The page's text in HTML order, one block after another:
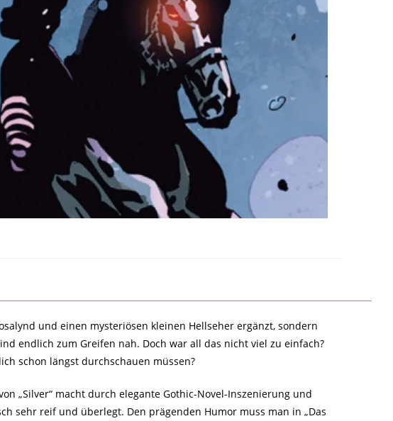
und einen mysteriösen kleinen Hellseher ergänzt, sondern
endlich zum Greifen nah. Doch war all das nicht viel zu einfach?
schon längst durchschauen müssen?
„Silver“ macht durch elegante Gothic-Novel-Inszenierung und
sehr reif und überlegt. Den prägenden Humor muss man in „Das